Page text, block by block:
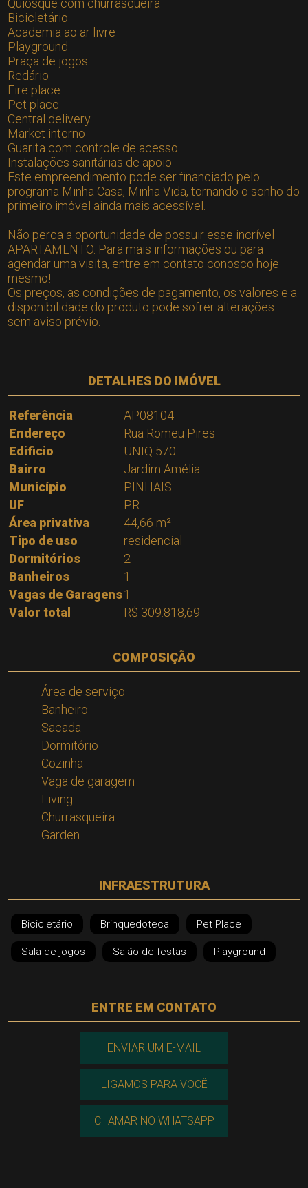
Quiosque com churrasqueira
Bicicletário
Academia ao ar livre
Playground
Praça de jogos
Redário
Fire place
Pet place
Central delivery
Market interno
Guarita com controle de acesso
Instalações sanitárias de apoio
Este empreendimento pode ser financiado pelo
programa Minha Casa, Minha Vida, tornando o sonho do
primeiro imóvel ainda mais acessível.
Não perca a oportunidade de possuir esse incrível
APARTAMENTO. Para mais informações ou para
agendar uma visita, entre em contato conosco hoje
mesmo!
Os preços, as condições de pagamento, os valores e a
disponibilidade do produto pode sofrer alterações
sem aviso prévio.
DETALHES DO IMÓVEL
Referência
AP08104
Endereço
Rua Romeu Pires
Edificio
UNIQ 570
Bairro
Jardim Amélia
Município
PINHAIS
UF
PR
Área privativa
44,66 m²
Tipo de uso
residencial
Dormitórios
2
Banheiros
1
Vagas de Garagens1
Valor total
R$ 309.818,69
COMPOSIÇÃO
Área de serviço
Banheiro
Sacada
Dormitório
Cozinha
Vaga de garagem
Living
Churrasqueira
Garden
INFRAESTRUTURA
Bicicletário Brinquedoteca Pet Place
Sala de jogos Salão de festas Playground
ENTRE EM CONTATO
ENVIAR UM E-MAIL
LIGAMOS PARA VOCÊ
CHAMAR NO WHATSAPP